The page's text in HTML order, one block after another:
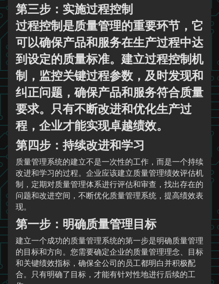
第三步：实施过程控制
过程控制是质量管理的重要环节，它
可以确保产品和服务在生产过程中达
到设定的质量标准。建立过程控制机
制，监控关键过程参数，及时发现和
纠正问题，确保产品和服务符合质量
要求。只有不断改进和优化生产过
程，企业才能实现卓越绩效。
第四步：持续改进和学习
质量管理系统的建立不是一次性的工作，而是一个持续
改进和学习的过程。企业应该建立质量管理绩效评估机
制，定期对质量管理体系进行评估和审查，找出存在的
问题和改进空间，不断优化质量管理系统，提高绩效表
现。
第一步：明确质量管理目标
建立一个成功的质量管理系统的第一步是明确质量管理
的目标和方向。您需要确定企业的质量管理理念、目标
和关键绩效指标，确保全公司的员工都明白并积极配
合。只有明确了目标，才能有针对性地进行后续的工